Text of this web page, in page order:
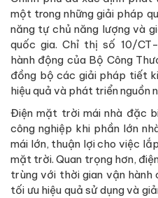
một trong những giải pháp
năng tự chủ năng lượng và
quốc gia. Chỉ thị số 10/
hành động của Bộ Công
đồng bộ các giải pháp tiết
hiệu quả và phát triển nguồn
Điện mặt trời mái nhà đặc
công nghiệp khi phần lớn
mái lớn, thuận lợi cho việc
mặt trời. Quan trọng hơn,
trùng với thời gian vận hành
tối ưu hiệu quả sử dụng và